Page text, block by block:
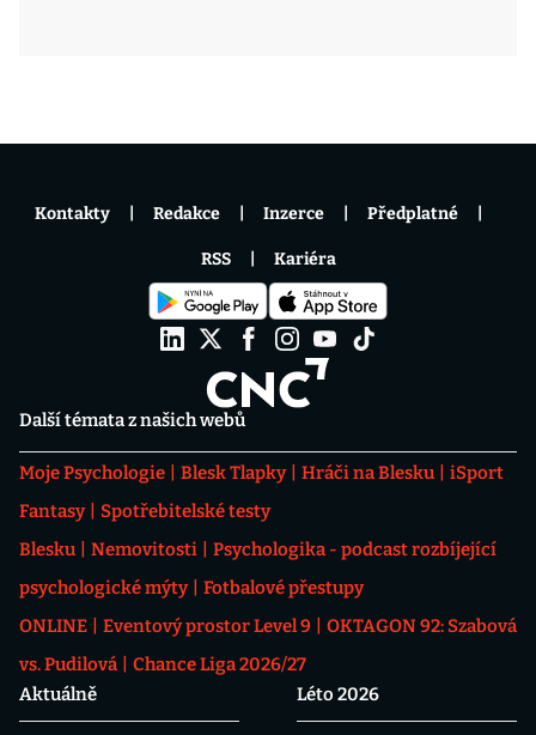
Další témata z našich webů
Moje Psychologie Blesk Tlapky Hráči na Blesku
iSport
Fantasy
Spotřebitelské testy
Blesku
Nemovitosti
Psychologika - podcast rozbíjející
psychologické mýty
Fotbalové přestupy
ONLINE
Eventový prostor Level 9
OKTAGON 92: Szabová
vs. Pudilová
Chance Liga 2026/27
Aktuálně
Léto 2026
Kontakty Redakce Inzerce Předplatné
RSS Kariéra